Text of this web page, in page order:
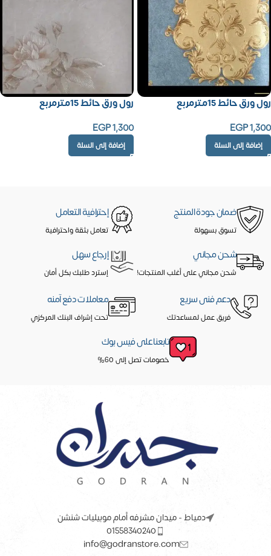
رول ورق حائط 15مترمربع
EGP1,300
إضافة إلى السلة
رول ورق حائط 15مترمربع
EGP1,300
إضافة إلى السلة
ضمان جودة المنتج
تسوق بسهولة
إحترافية التعامل
تعامل بثقة واحترافية
شحن مجاني
شحن مجاني على أغلب المنتجات!
إرجاع سهل
إسترد طلبك بكل أمان
دعم فنى سريع
فريق عمل لمساعدتك
معاملات دفع آمنه
تحت إشراف البنك المركزي
تابعنا على فيس بوك
خصومات تصل إلى 60%
دمياط - ميدان مشرفه أمام موبيليات شنشن
01558340240
info@godranstore.com